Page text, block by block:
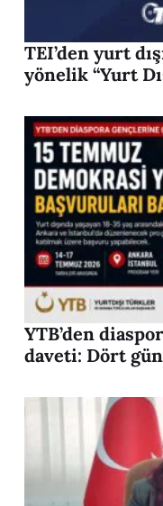
TEI’den yurt
yönelik “Yurt
YTB’den
daveti: Dört